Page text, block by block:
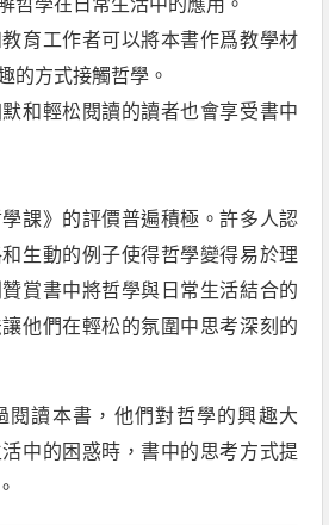
哲學在日常生活中的應用。
育工作者可以將本書作爲教學材
的方式接觸哲學。
和輕松閱讀的讀者也會享受書中
課》的評價普遍積極。許多人認
生動的例子使得哲學變得易於理
賞書中將哲學與日常生活結合的
他們在輕松的氛圍中思考深刻的
閱讀本書，他們對哲學的興趣大
中的困惑時，書中的思考方式提